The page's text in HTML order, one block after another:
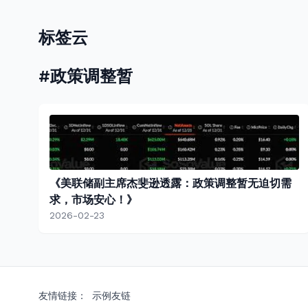
标签云
#政策调整暂
《美联储副主席杰斐逊透露：政策调整暂无迫切需
求，市场安心！》
2026-02-23
友情链接： 示例友链